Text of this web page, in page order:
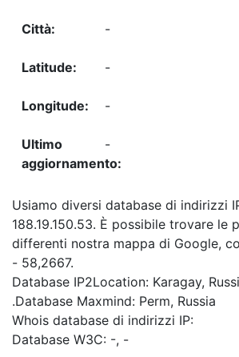
-
-
-
-
Usiamo diversi database di indirizzi
188.19.150.53. È possibile trovare le
differenti nostra mappa di Google,
- 58,2667.
Database IP2Location: Karagay,
.Database Maxmind: Perm, Russia
Whois database di indirizzi IP:
Database W3C: -, -